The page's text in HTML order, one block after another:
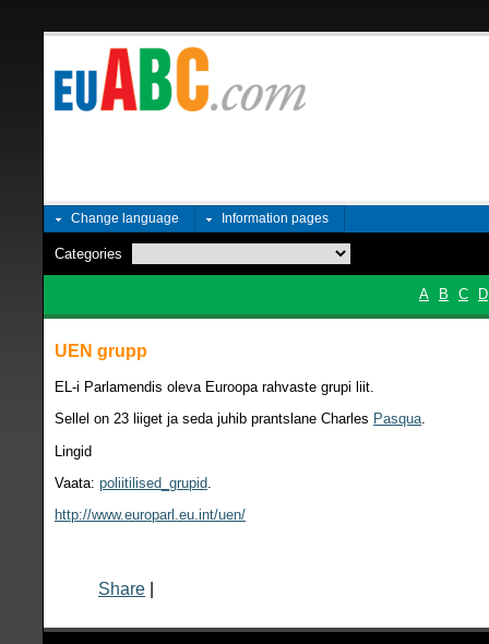
Change language Information pages
Categories
A B C D
UEN grupp
EL-i Parlamendis oleva Euroopa rahvaste grupi liit.
Sellel on 23 liiget ja seda juhib prantslane Charles Pasqua.
Lingid
Vaata: poliitilised_grupid
http://www.europarl.eu.int/uen/
Share